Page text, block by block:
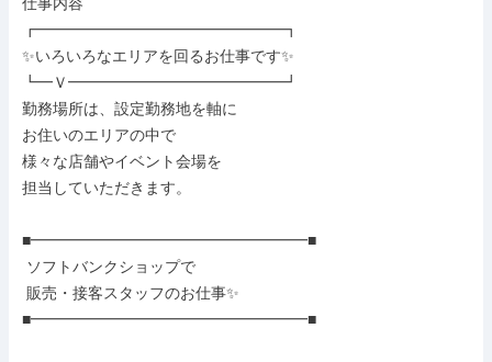
┏━━━━━━━━━━━━━━━━┓
✨いろいろなエリアを回るお仕事です✨
┗━Ｖ━━━━━━━━━━━━━━┛
勤務場所は、設定勤務地を軸に
お住いのエリアの中で
様々な店舗やイベント会場を
担当していただきます。
■━━━━━━━━━━━━━━━━━━■
■━━━━━━━━━━━━━━━━━━■